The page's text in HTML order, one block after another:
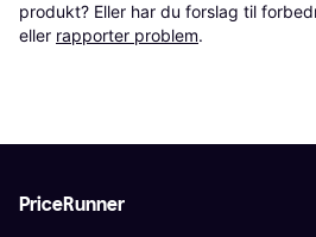
produkt? Eller har du forslag til
eller rapporter problem.
PriceRunner